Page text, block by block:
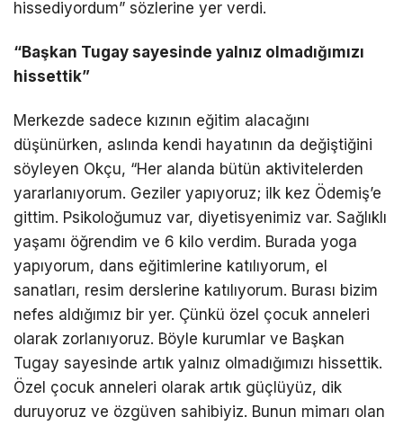
hissediyordum” sözlerine yer verdi.
“Başkan Tugay sayesinde yalnız olmadığımızı
hissettik”
Merkezde sadece kızının eğitim alacağını
düşünürken, aslında kendi hayatının da değiştiğini
söyleyen Okçu, “Her alanda bütün aktivitelerden
yararlanıyorum. Geziler yapıyoruz; ilk kez Ödemiş’e
gittim. Psikoloğumuz var, diyetisyenimiz var. Sağlıklı
yaşamı öğrendim ve 6 kilo verdim. Burada yoga
yapıyorum, dans eğitimlerine katılıyorum, el
sanatları, resim derslerine katılıyorum. Burası bizim
nefes aldığımız bir yer. Çünkü özel çocuk anneleri
olarak zorlanıyoruz. Böyle kurumlar ve Başkan
Tugay sayesinde artık yalnız olmadığımızı hissettik.
Özel çocuk anneleri olarak artık güçlüyüz, dik
duruyoruz ve özgüven sahibiyiz. Bunun mimarı olan